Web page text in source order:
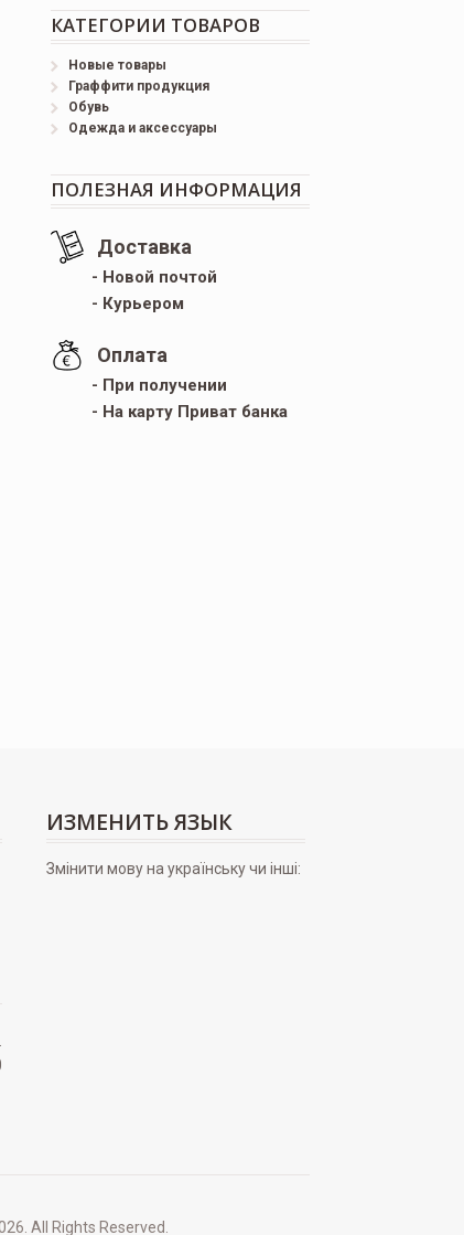
КАТЕГОРИИ ТОВАРОВ
Новые товары
Граффити продукция
Обувь
Одежда и аксессуары
ПОЛЕЗНАЯ ИНФОРМАЦИЯ
Доставка
- Новой почтой
- Курьером
Оплата
- При получении
- На карту Приват банка
ИЗМЕНИТЬ ЯЗЫК
Змінити мову на українську чи інші:
All Rights Reserved.